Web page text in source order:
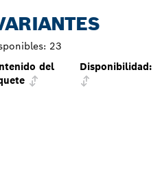
23
del
Disponibilidad: